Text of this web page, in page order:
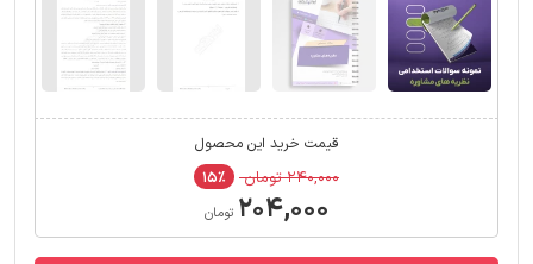
قیمت خرید این محصول
۲۴۰,۰۰۰ تومان ۱۵٪
۲۰۴,۰۰۰ تومان